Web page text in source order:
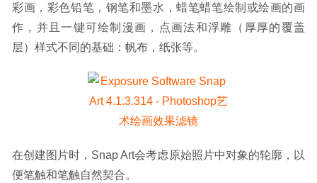
彩画，彩色铅笔，钢笔和墨水，蜡笔蜡笔绘制或绘画的画
作，并且一键可绘制漫画，点画法和浮雕（厚厚的覆盖
层）样式不同的基础：帆布，纸张等。
在创建图片时，Snap Art会考虑原始照片中对象的轮廓，以
便笔触和笔触自然契合。